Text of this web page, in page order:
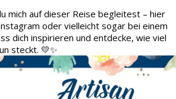
mich auf dieser Reise begleitest – hier
oder vielleicht sogar bei einem
dich inspirieren und entdecke, wie viel
steckt. 💛✨